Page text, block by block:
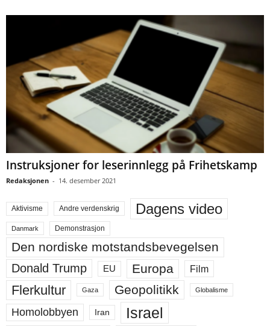
Instruksjoner for leserinnlegg på Frihetskamp
Redaksjonen - 14. desember 2021
Aktivisme Andre verdenskrig Dagens video
Danmark Demonstrasjon
Den nordiske motstandsbevegelsen
Donald Trump EU Europa Film
Flerkultur Gaza Geopolitikk Globalisme
Homolobbyen Iran Israel